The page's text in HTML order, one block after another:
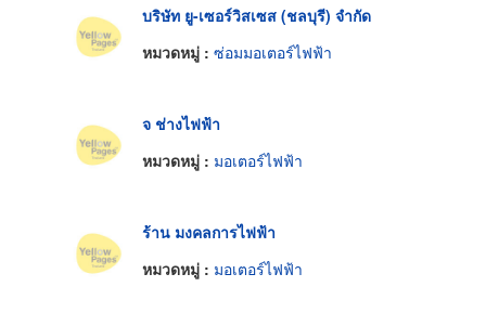
บริษัท ยู-เซอร์วิสเซส (ชลบุรี) จำกัด
หมวดหมู่ : ซ่อมมอเตอร์ไฟฟ้า
จ ช่างไฟฟ้า
หมวดหมู่ : มอเตอร์ไฟฟ้า
ร้าน มงคลการไฟฟ้า
หมวดหมู่ : มอเตอร์ไฟฟ้า